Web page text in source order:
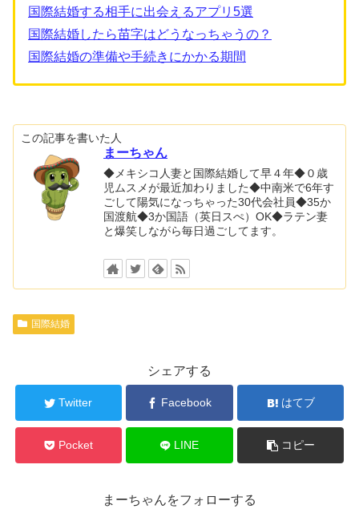
国際結婚する相手に出会えるアプリ5選
国際結婚したら苗字はどうなっちゃうの？
国際結婚の準備や手続きにかかる期間
この記事を書いた人
まーちゃん
◆メキシコ人妻と国際結婚して早４年◆０歳
児ムスメが最近加わりました◆中南米で6年す
ごして陽気になっちゃった30代会社員◆35か
国渡航◆3か国語（英日スぺ）OK◆ラテン妻
と爆笑しながら毎日過ごしてます。
国際結婚
シェアする
Twitter Facebook はてブ
Pocket LINE コピー
まーちゃんをフォローする